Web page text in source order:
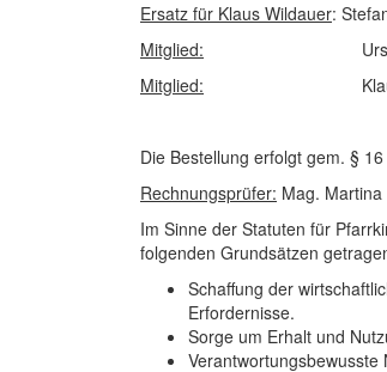
Ersatz für Klaus Wildauer:
Mitglied: Ursula
Mitglied: Klaus Pfister,
Die Bestellung erfolgt gem. §
Rechnungsprüfer: Mag.
Im Sinne der Statuten für
folgenden Grundsätzen
Schaffung der
Erfordernisse.
Sorge um Erhalt und
Verantwortungsbewusste